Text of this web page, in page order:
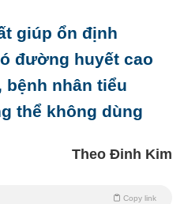
giúp ổn định
đường huyết cao
bệnh nhân tiểu
thể không dùng
Theo Đinh Kim
Copy link